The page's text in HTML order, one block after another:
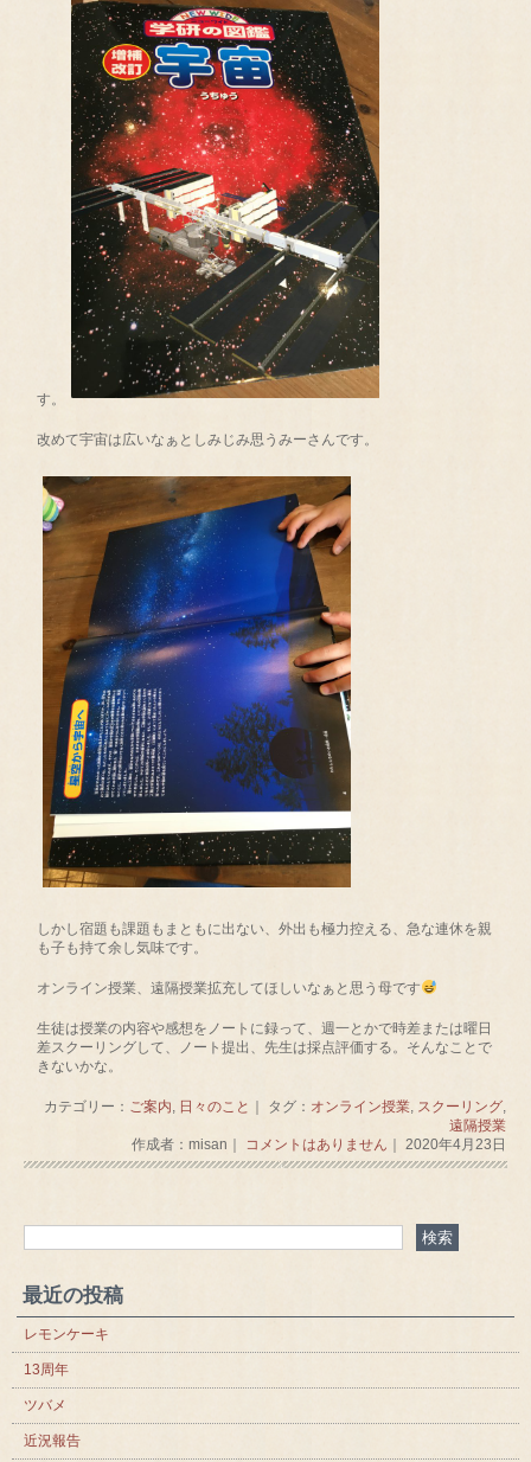
す。
改めて宇宙は広いなぁとしみじみ思うみーさんです。
しかし宿題も課題もまともに出ない、外出も極力控える、急な連休を親
も子も持て余し気味です。
オンライン授業、遠隔授業拡充してほしいなぁと思う母です
生徒は授業の内容や感想をノートに録って、週一とかで時差または曜日
差スクーリングして、ノート提出、先生は採点評価する。そんなことで
きないかな。
カテゴリー： ご案内 日々のこと ｜ タグ： オンライン授業, スクーリング,
遠隔授業
作成者：misan｜
コメントはありません ｜ 2020年4月23日
最近の投稿
レモンケーキ
13周年
ツバメ
近況報告